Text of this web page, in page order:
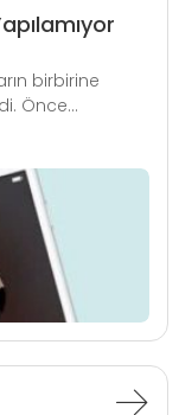
birbirine
Önce...